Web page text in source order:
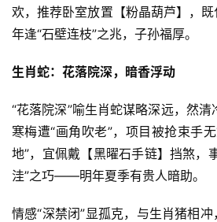
欢，推荐卧室放置【粉晶葫芦】，
年逢“石壁连枝”之兆，子孙福厚。
生肖蛇：花落院深，暗香浮动
“花落院深”喻生肖蛇谋略深远，然
寒梅遭“画角吹老”，项目被抢束手
地”，宜佩戴【黑曜石手链】挡煞，
洼”之巧——明年夏季有贵人暗助。
情感“深禁闭”显孤克，与生肖猪相冲